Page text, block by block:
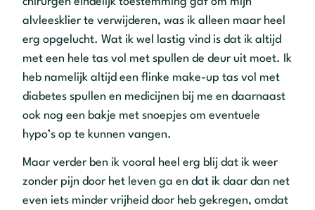
alvleesklier te verwijderen, was ik alleen maar heel
erg opgelucht. Wat ik wel lastig vind is dat ik altijd
met een hele tas vol met spullen de deur uit moet. Ik
heb namelijk altijd een flinke make-up tas vol met
diabetes spullen en medicijnen bij me en daarnaast
ook nog een bakje met snoepjes om eventuele
hypo’s op te kunnen vangen.
Maar verder ben ik vooral heel erg blij dat ik weer
zonder pijn door het leven ga en dat ik daar dan net
even iets minder vrijheid door heb gekregen, omdat